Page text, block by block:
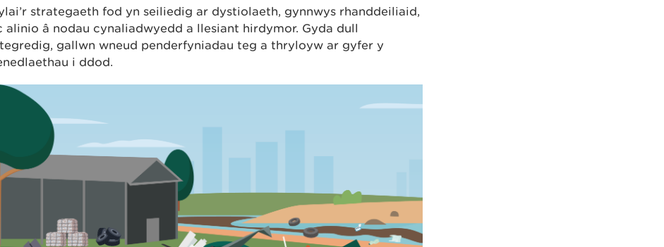
strategaeth fod yn seiliedig ar dystiolaeth, gynnwys rhanddeiliaid,
alinio â nodau cynaliadwyedd a llesiant hirdymor. Gyda dull
gallwn wneud penderfyniadau teg a thryloyw ar gyfer y
i ddod.